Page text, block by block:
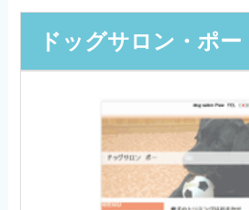
ドッグサロン・ポー